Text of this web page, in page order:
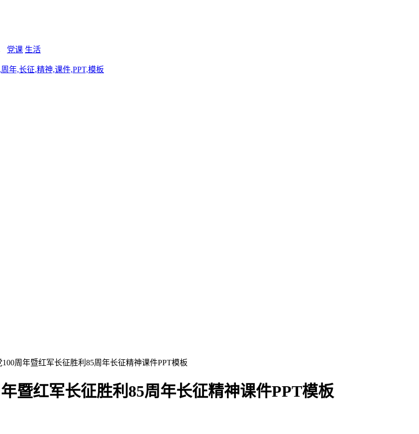
党课 生活
周年暨红军长征胜利85周年长征精神课件PPT模板
暨红军长征胜利85周年长征精神课件PPT模板